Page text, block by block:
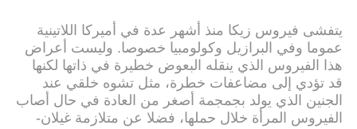
يتفشى فيروس زيكا منذ أشهر عدة في أميركا اللاتينية
عموما وفي البرازيل وكولومبيا خصوصا. وليست أعراض
هذا الفيروس الذي ينقله البعوض خطيرة في ذاتها لكنها
قد تؤدي إلى مضاعفات خطرة، مثل تشوه خلقي عند
الجنين الذي يولد بجمجمة أصغر من العادة في حال أصاب
الفيروس المرأة خلال حملها، فضلا عن متلازمة غيلان-